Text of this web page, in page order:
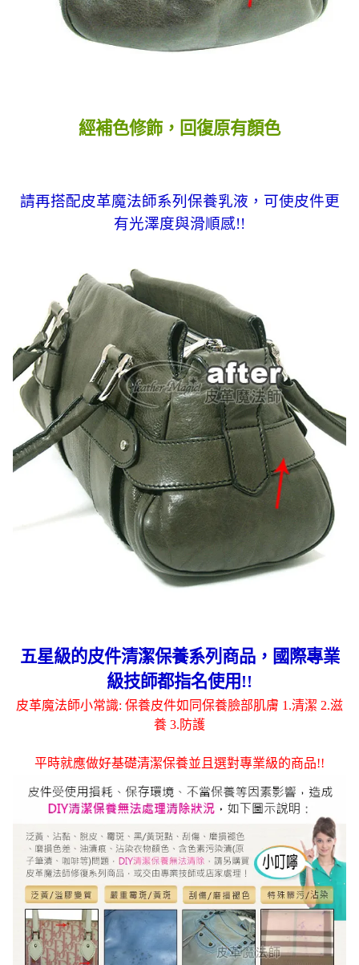
經補色修飾，回復原有顏色
請再搭配皮革魔法師系列保養乳液，可使皮件更
有光澤度與滑順感!!
五星級的皮件清潔保養系列商品，國際專業
級技師都指名使用!!
皮革魔法師小常識: 保養皮件如同保養臉部肌膚 1.清潔 2.滋
養 3.防護
平時就應做好基礎清潔保養並且選對專業級的商品!!